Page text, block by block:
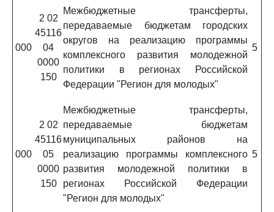
000
2 02
45116
04
0000
150
Межбюджетные трансферты,
передаваемые бюджетам городских
округов на реализацию программы
комплексного развития молодежной
политики в регионах Российской
Федерации "Регион для молодых"
5
000
2 02
45116
05
0000
150
Межбюджетные трансферты,
передаваемые бюджетам
муниципальных районов на
реализацию программы комплексного
развития молодежной политики в
регионах Российской Федерации
"Регион для молодых"
5